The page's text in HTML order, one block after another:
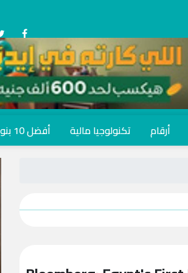
أرقام تكنولوجيا مالية أفضل 10 بنوك